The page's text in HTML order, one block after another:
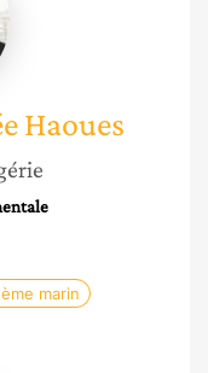
Haoues
marin